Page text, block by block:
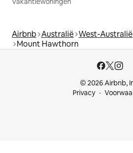
Airbnb Australië West-Australië
Mount Hawthorn
© 2026 Airbnb,
Privacy